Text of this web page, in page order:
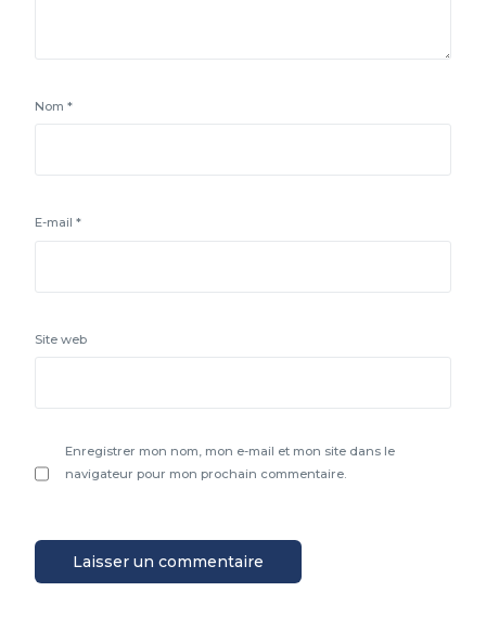
Nom*
E-mail*
Site web
Enregistrer mon nom, mon e-mail et mon site dans le
navigateur pour mon prochain commentaire.